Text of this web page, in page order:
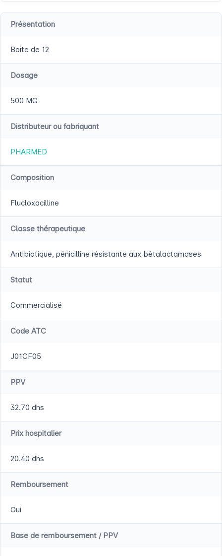
Présentation
Boite de 12
Dosage
500 MG
Distributeur ou fabriquant
PHARMED
Composition
Flucloxacilline
Classe thérapeutique
Antibiotique, pénicilline résistante aux bêtalactamases
Statut
Commercialisé
Code ATC
J01CF05
PPV
32.70 dhs
Prix hospitalier
20.40 dhs
Remboursement
Oui
Base de remboursement / PPV